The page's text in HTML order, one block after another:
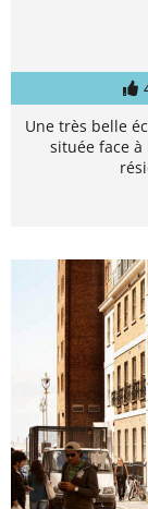
Une très belle
située face